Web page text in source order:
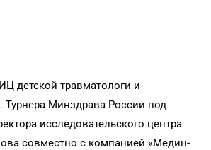
детской травматологи и
Турнера Минздрава России под
исследовательского центра
совместно с компанией «Медин-